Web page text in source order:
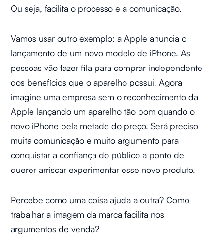
Ou seja, facilita o processo e a comunicação.
Vamos usar outro exemplo: a Apple anuncia o
lançamento de um novo modelo de iPhone. As
pessoas vão fazer fila para comprar independente
dos benefícios que o aparelho possui. Agora
imagine uma empresa sem o reconhecimento da
Apple lançando um aparelho tão bom quando o
novo iPhone pela metade do preço. Será preciso
muita comunicação e muito argumento para
conquistar a confiança do público a ponto de
querer arriscar experimentar esse novo produto.
Percebe como uma coisa ajuda a outra? Como
trabalhar a imagem da marca facilita nos
argumentos de venda?